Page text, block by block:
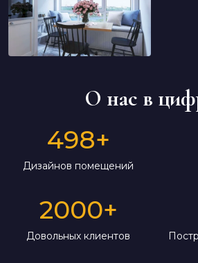
О нас в
498+
Дизайнов помещений
2000+
Довольных клиентов